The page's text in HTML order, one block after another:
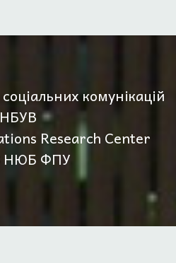
комунікацій
НБУВ
Research Center
НЮБ ФПУ